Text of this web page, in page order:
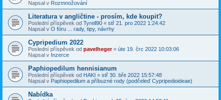
Napsal v Rozmnožování
Literatura v angličtine - prosím, kde koupit?
Poslední příspěvek od Tyrell90 « stř 21. pro 2022 1:24:42
Napsal v O fóru ... rady, tipy, návrhy
Cypripedium 2022
Poslední příspěvek od pavelheger« úte 19. črc 2022 10:03:06
Napsal v Inzerce
Paphiopedilum hennisianum
Poslední příspěvek od HAKI « stř 30. bře 2022 15:57:48
Napsal v Paphiopedilum a příbuzné rody (podčeleď Cypripedioideae)
Nabídka